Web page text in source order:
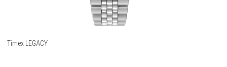
Timex LEGACY